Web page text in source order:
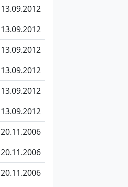
13.09.2012
13.09.2012
13.09.2012
13.09.2012
13.09.2012
13.09.2012
20.11.2006
20.11.2006
20.11.2006